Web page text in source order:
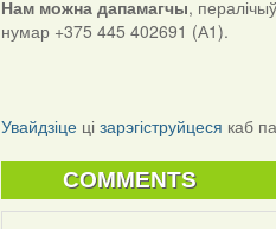
Нам можна дапамагчы,
нумар +375 445 402691 (А1).
Увайдзіце цізарэгіструйцеся каб
COMMENTS